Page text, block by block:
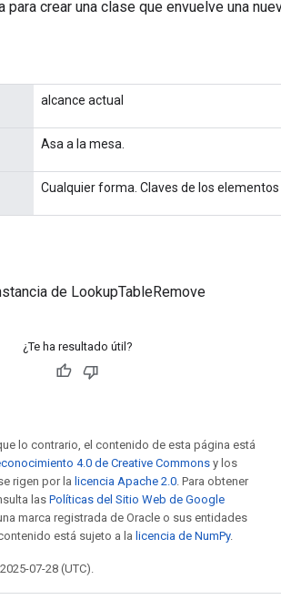
crear una clase que envuelve una
alcance actual
Asa a la mesa.
Cualquier forma. Claves de los
de LookupTableRemove
¿Te ha resultado útil?
lo contrario, el contenido de esta página está
4.0 de Creative Commons y los
rigen por la licencia Apache 2.0. Para obtener
las Políticas del Sitio Web de Google
marca registrada de Oracle o sus entidades
está sujeto a la licencia de NumPy.
07-28 (UTC).